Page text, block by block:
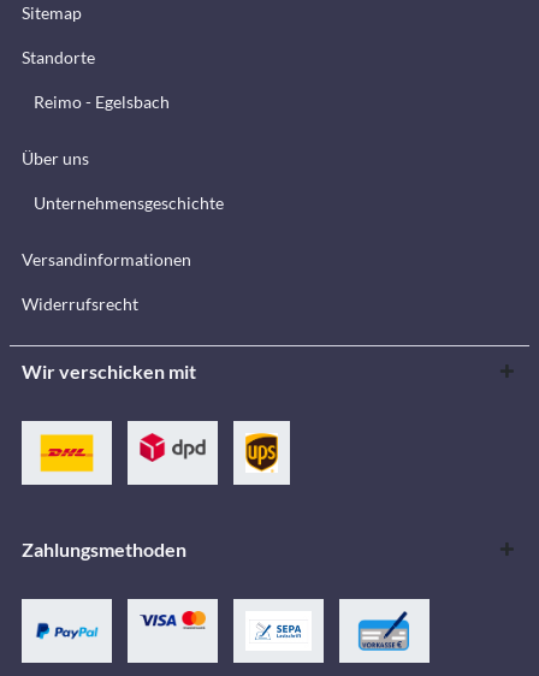
Sitemap
Standorte
Reimo - Egelsbach
Über uns
Unternehmensgeschichte
Versandinformationen
Widerrufsrecht
Wir verschicken mit
Zahlungsmethoden